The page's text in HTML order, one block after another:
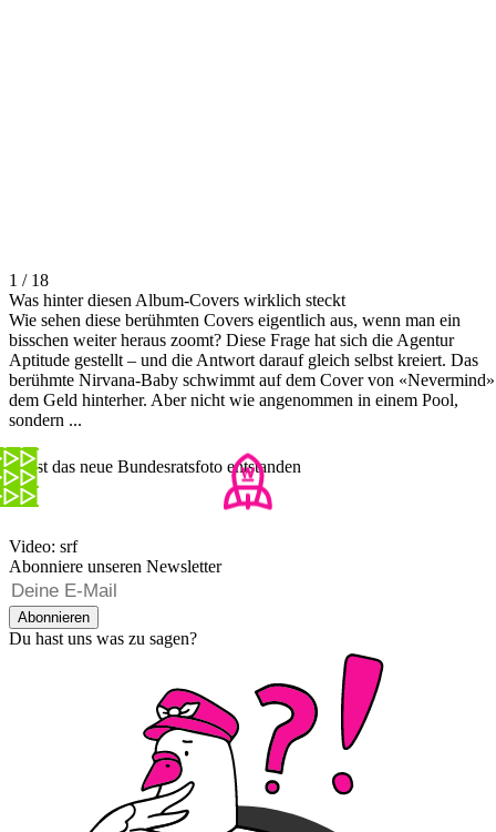
1 / 18
Was hinter diesen Album-Covers wirklich steckt
Wie sehen diese berühmten Covers eigentlich aus, wenn man ein
bisschen weiter heraus zoomt? Diese Frage hat sich die Agentur
Aptitude gestellt – und die Antwort darauf gleich selbst kreiert. Das
berühmte Nirvana-Baby schwimmt auf dem Cover von «Nevermind»
dem Geld hinterher. Aber nicht wie angenommen in einem Pool,
sondern ...
So ist das neue Bundesratsfoto entstanden
Video: srf
Abonniere unseren Newsletter
Abonnieren
Du hast uns was zu sagen?